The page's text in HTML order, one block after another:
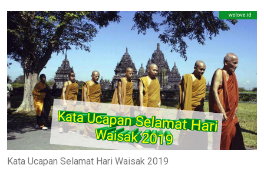
Kata Ucapan Selamat Hari Waisak 2019